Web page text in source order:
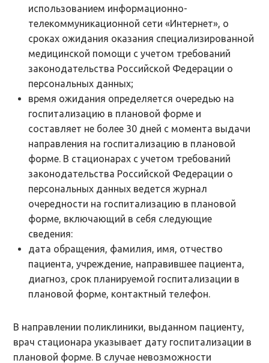
использованием информационно-
телекоммуникационной сети «Интернет», о
сроках ожидания оказания специализированной
медицинской помощи с учетом требований
законодательства Российской Федерации о
персональных данных;
время ожидания определяется очередью на
госпитализацию в плановой форме и
составляет не более 30 дней с момента выдачи
направления на госпитализацию в плановой
форме. В стационарах с учетом требований
законодательства Российской Федерации о
персональных данных ведется журнал
очередности на госпитализацию в плановой
форме, включающий в себя следующие
сведения:
дата обращения, фамилия, имя, отчество
пациента, учреждение, направившее пациента,
диагноз, срок планируемой госпитализации в
плановой форме, контактный телефон.
В направлении поликлиники, выданном пациенту,
врач стационара указывает дату госпитализации в
плановой форме. В случае невозможности